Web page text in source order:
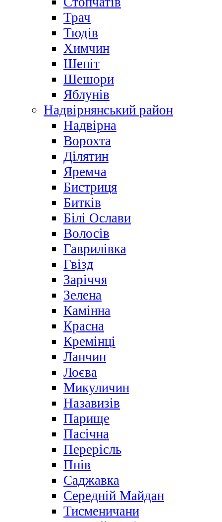
Трач
Тюдів
Химчин
Шепіт
Шешори
Яблунів
Надвірнянський район
Надвірна
Ворохта
Ділятин
Яремча
Бистриця
Битків
Білі Ослави
Волосів
Гаврилівка
Гвізд
Заріччя
Зелена
Камінна
Красна
Кремінці
Ланчин
Лоєва
Микуличин
Назавизів
Парище
Пасічна
Перерісль
Пнів
Саджавка
Середній Майдан
Тисменичани